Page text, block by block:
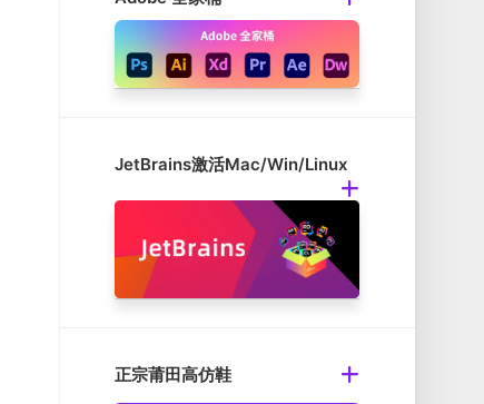
JetBrains激活Mac/Win/Linux
正宗莆田高仿鞋